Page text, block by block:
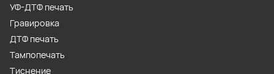
УФ-ДТФ печать
Гравировка
ДТФ печать
Тампопечать
Тиснение